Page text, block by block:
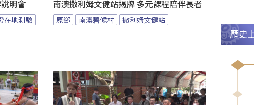
明會
在地測驗
南澳撒利姆文健站揭牌 多元課程陪伴長者
原鄉 南澳碧候村 撒利姆文健站
歷史